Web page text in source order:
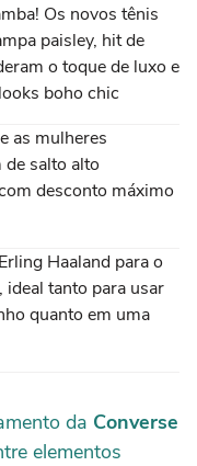
Os novos tênis
paisley, hit de
o toque de luxo e
boho chic
as mulheres
de salto alto
desconto máximo
Haaland para o
tanto para usar
quanto em uma
da Converse
elementos